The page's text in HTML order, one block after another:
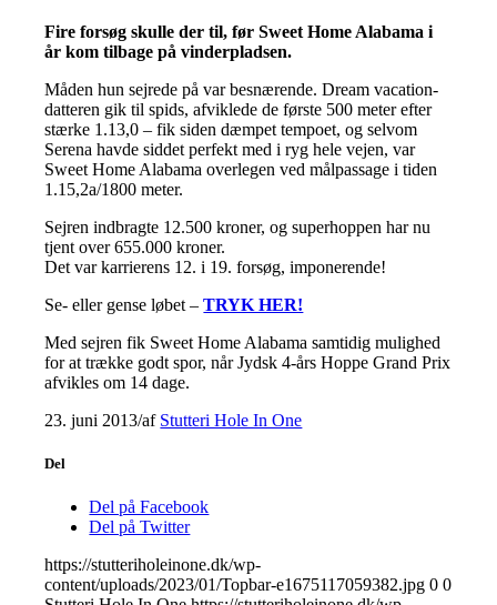
Fire forsøg skulle der til, før Sweet Home Alabama i
år kom tilbage på vinderpladsen.
Måden hun sejrede på var besnærende. Dream vacation-
datteren gik til spids, afviklede de første 500 meter efter
stærke 1.13,0 – fik siden dæmpet tempoet, og selvom
Serena havde siddet perfekt med i ryg hele vejen, var
Sweet Home Alabama overlegen ved målpassage i tiden
1.15,2a/1800 meter.
Sejren indbragte 12.500 kroner, og superhoppen har nu
tjent over 655.000 kroner.
Det var karrierens 12. i 19. forsøg, imponerende!
Se- eller gense løbet –TRYK HER!
Med sejren fik Sweet Home Alabama samtidig mulighed
for at trække godt spor, når Jydsk 4-års Hoppe Grand Prix
afvikles om 14 dage.
23. juni 2013/af Stutteri Hole In One
Del
Del på Facebook
Del på Twitter
https://stutteriholeinone.dk/wp-
content/uploads/2023/01/Topbar-e1675117059382.jpg 0 0